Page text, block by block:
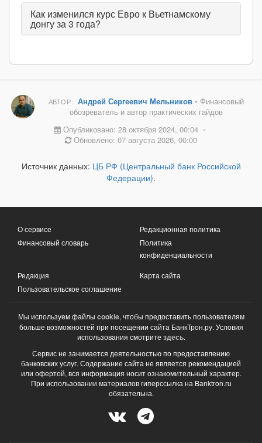
Как изменился курс Евро к Вьетнамскому
донгу за 3 года?
АВТОР: Андрей Сергеевич Мельников• Финансовый
обозреватель и автор практических гайдов
Опубликовано: 28 октября 2024, 00:04 •
Обновлено: 07 августа 2026, 00:00
Источник данных: ЦБ РФ (Центральный банк Российской
Федерации).
О сервисе
Финансовый словарь
Редакционная политика
Политика
конфиденциальности
Редакция
Пользовательское соглашение
Карта сайта
Мы используем файлы cookie, чтобы предоставить пользователям
больше возможностей при посещении сайта БанкТрон.ру. Условия
использования смотрите здесь.
Сервис не занимается деятельностью по предоставлению
банковских услуг. Содержание сайта не является рекомендацией
или офертой, вся информация носит ознакомительный характер.
При использовании материалов гиперссылка на Banktron.ru
обязательна.